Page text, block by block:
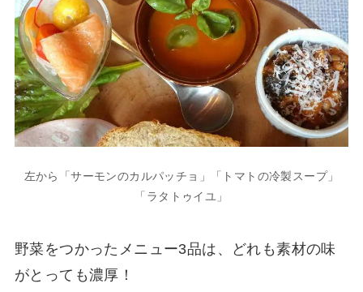
左から「サーモンのカルパッチョ」「トマトの冷製スープ」
「ラタトゥイユ」
野菜をつかったメニュー3品は、どれも素材の味
がとっても濃厚！